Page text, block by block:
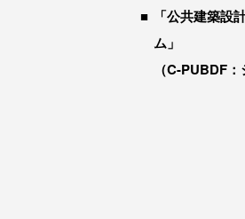
「公共建築設
ム」
（C-PUBDF